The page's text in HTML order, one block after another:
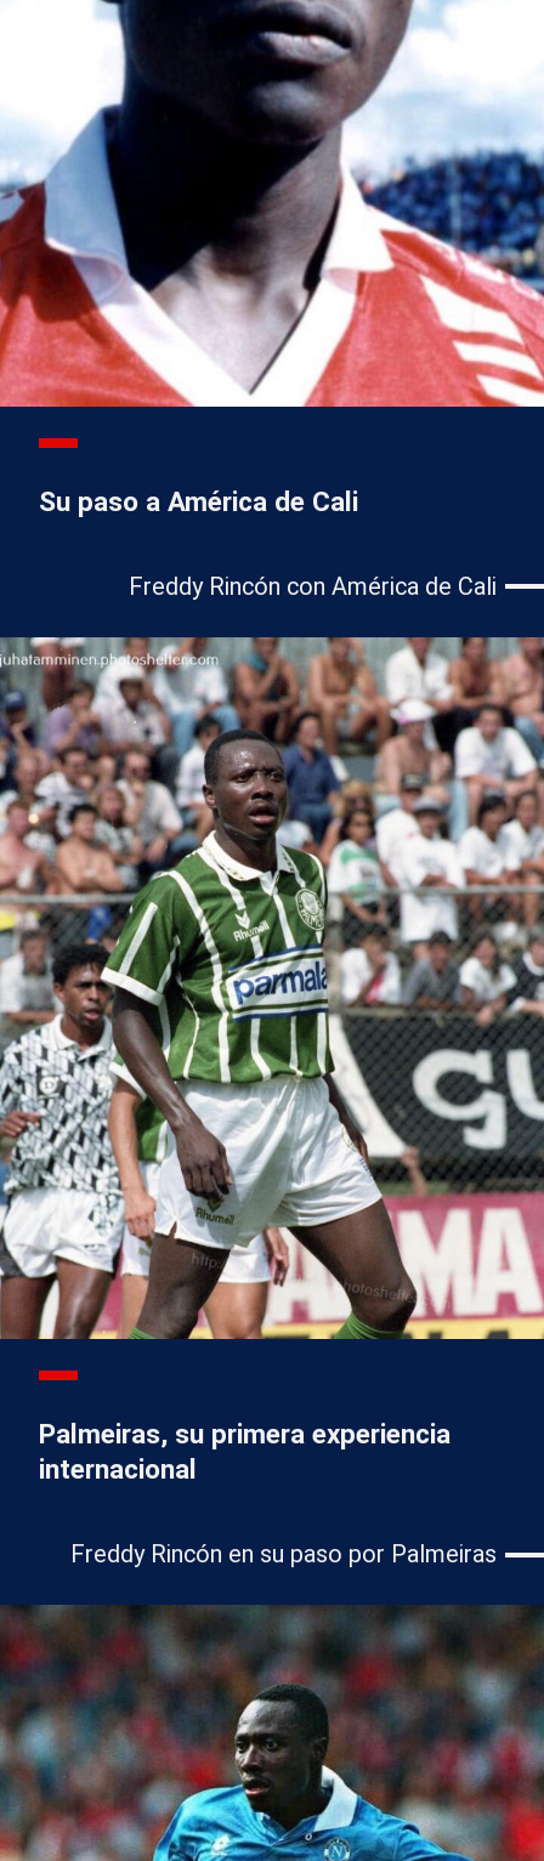
Su paso a América de Cali
Freddy Rincón con América de Cali
Palmeiras, su primera experiencia
internacional
Freddy Rincón en su paso por Palmeiras